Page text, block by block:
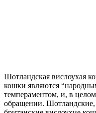
Шотландская вислоухая
кошки являются
темпераментом, и, в
обращении.